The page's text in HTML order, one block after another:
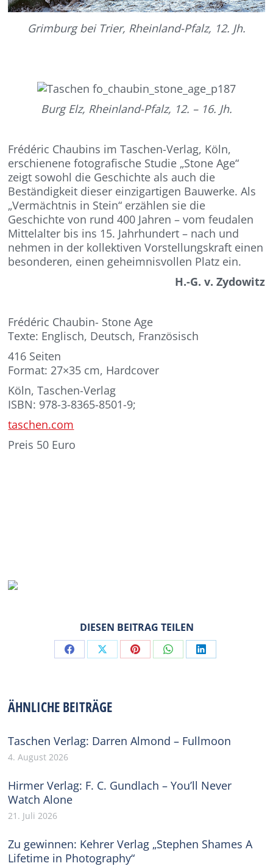
Grimburg bei Trier, Rheinland-Pfalz, 12. Jh.
Burg Elz, Rheinland-Pfalz, 12. – 16. Jh.
Frédéric Chaubins im Taschen-Verlag, Köln,
erschienene fotografische Studie „Stone Age“
zeigt sowohl die Geschichte als auch die
Beständigkeit dieser einzigartigen Bauwerke. Als
„Vermächtnis in Stein“ erzählen sie die
Geschichte von rund 400 Jahren – vom feudalen
Mittelalter bis ins 15. Jahrhundert – nach und
nehmen in der kollektiven Vorstellungskraft einen
besonderen, einen geheimnisvollen Platz ein.
H.-G. v. Zydowitz
Frédéric Chaubin- Stone Age
Texte: Englisch, Deutsch, Französisch
416 Seiten
Format: 27×35 cm, Hardcover
Köln, Taschen-Verlag
ISBN: 978-3-8365-8501-9;
taschen.com
Preis 50 Euro
DIESEN BEITRAG TEILEN
Share Share Share Share Share
ÄHNLICHE BEITRÄGE
Taschen Verlag: Darren Almond – Fullmoon
4. August 2026
Hirmer Verlag: F. C. Gundlach – You’ll Never
Watch Alone
21. Juli 2026
Zu gewinnen: Kehrer Verlag „Stephen Shames A
Lifetime in Photography“